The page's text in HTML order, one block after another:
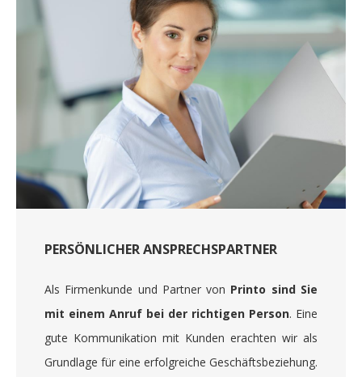
PERSÖNLICHER ANSPRECHSPARTNER
Als Firmenkunde und Partner von Printo sind Sie
mit einem Anruf bei der richtigen Person. Eine
gute Kommunikation mit Kunden erachten wir als
Grundlage für eine erfolgreiche Geschäftsbeziehung.